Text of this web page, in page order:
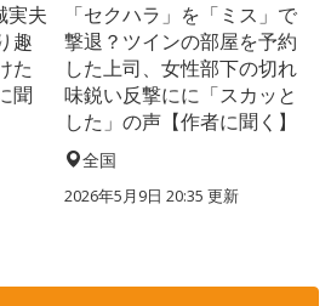
実夫
趣
た
聞
「セクハラ」を「ミス」で
撃退？ツインの部屋を予約
した上司、女性部下の切れ
味鋭い反撃にに「スカッと
した」の声【作者に聞く】
全国
2026年5月9日 20:35 更新